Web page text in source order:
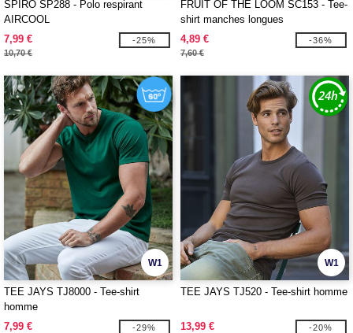
SPIRO SP288 - Polo respirant
AIRCOOL
7,99 €
10,70 €
-25%
FRUIT OF THE LOOM SC153 - Tee-
shirt manches longues
4,89 €
7,60 €
-36%
W1
TEE JAYS TJ8000 - Tee-shirt
homme
7,99 €
-29%
W1
TEE JAYS TJ520 - Tee-shirt homme
13,99 € -20%